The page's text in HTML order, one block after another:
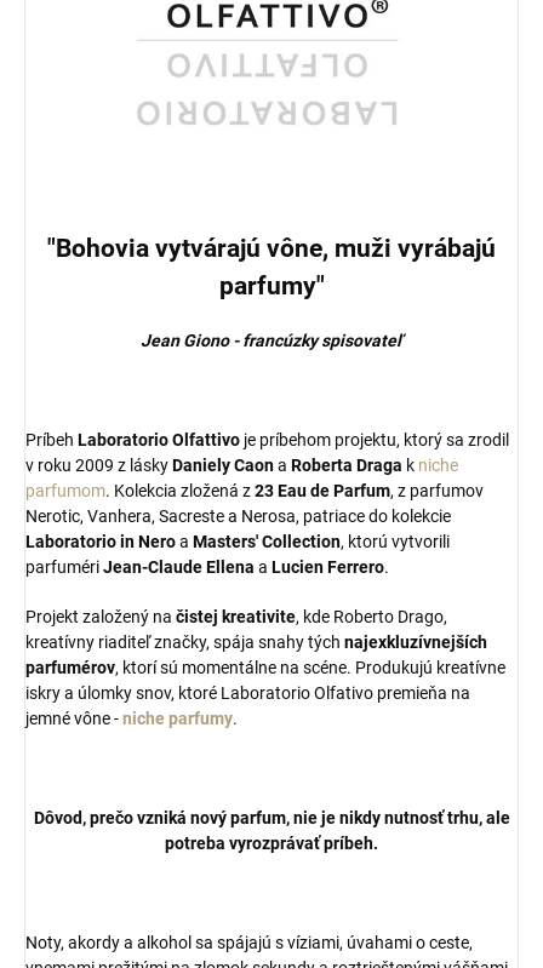
"Bohovia vytvárajú vône, muži vyrábajú
parfumy"
Jean Giono - francúzky spisovateľ
Príbeh Laboratorio Olfattivo je príbehom projektu, ktorý sa zrodil
v roku 2009 z láskyDaniely Caona Roberta Draga k niche
parfumom. Kolekcia zložená z23 Eau de Parfum, z parfumov
Nerotic, Vanhera, Sacreste a Nerosa, patriace do kolekcie
Laboratorio in Neroa Masters' Collection, ktorú vytvorili
parfumériJean-Claude Ellena a Lucien Ferrero.
Projekt založený na čistej kreativite, kde Roberto Drago,
kreatívny riaditeľ značky, spája snahy tých najexkluzívnejších
parfumérov, ktorí sú momentálne na scéne. Produkujú kreatívne
iskry a úlomky snov, ktoré Laboratorio Olfativo premieňa na
jemné vône -niche parfumy.
Dôvod, prečo vzniká nový parfum, nie je nikdy nutnosť trhu, ale
potreba vyrozprávať príbeh.
Noty, akordy a alkohol sa spájajú s víziami, úvahami o ceste,